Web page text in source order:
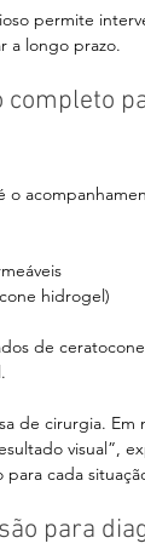
permite
a longo prazo.
o
hidrogel)
de
de cirurgia. Em
visual”,
cada
para